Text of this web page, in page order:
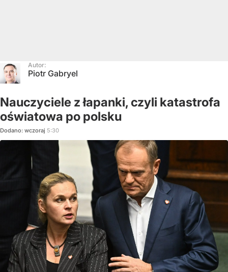
Autor:
Piotr Gabryel
Nauczyciele z łapanki, czyli katastrofa
oświatowa po polsku
Dodano: wczoraj 5:30